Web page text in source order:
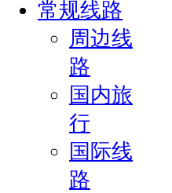
常规线路
周边线
路
国内旅
行
国际线
路